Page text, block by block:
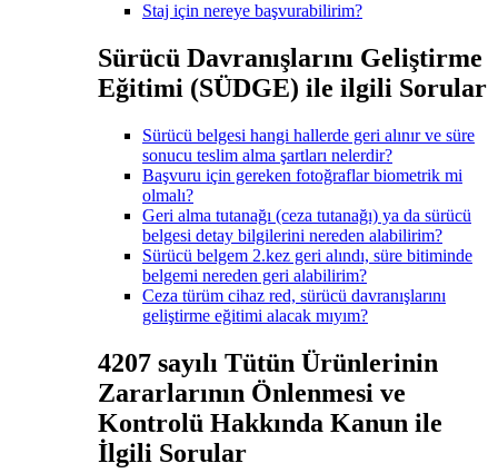
Staj için nereye başvurabilirim?
Sürücü Davranışlarını Geliştirme
Eğitimi (SÜDGE) ile ilgili Sorular
Sürücü belgesi hangi hallerde geri alınır ve süre
sonucu teslim alma şartları nelerdir?
Başvuru için gereken fotoğraflar biometrik mi
olmalı?
Geri alma tutanağı (ceza tutanağı) ya da sürücü
belgesi detay bilgilerini nereden alabilirim?
Sürücü belgem 2.kez geri alındı, süre bitiminde
belgemi nereden geri alabilirim?
Ceza türüm cihaz red, sürücü davranışlarını
geliştirme eğitimi alacak mıyım?
4207 sayılı Tütün Ürünlerinin
Zararlarının Önlenmesi ve
Kontrolü Hakkında Kanun ile
İlgili Sorular